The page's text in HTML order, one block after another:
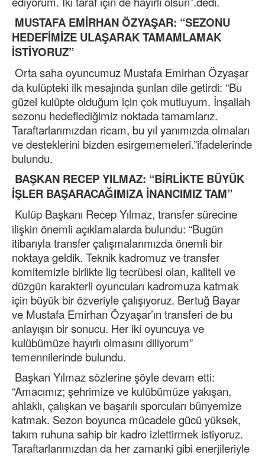
MUSTAFA EMİRHAN ÖZYAŞAR: “SEZONU
HEDEFİMİZE ULAŞARAK TAMAMLAMAK
İSTİYORUZ”
Orta saha oyuncumuz Mustafa Emirhan Özyaşar
da kulüpteki ilk mesajında şunları dile getirdi: “Bu
güzel kulüpte olduğum için çok mutluyum. İnşallah
sezonu hedeflediğimiz noktada tamamlarız.
Taraftarlarımızdan ricam, bu yıl yanımızda olmaları
ve desteklerini bizden esirgememeleri.”ifadelerinde
bulundu.
BAŞKAN RECEP YILMAZ: “BİRLİKTE BÜYÜK
İŞLER BAŞARACAĞIMIZA İNANCIMIZ TAM”
Kulüp Başkanı Recep Yılmaz, transfer sürecine
ilişkin önemli açıklamalarda bulundu: “Bugün
itibarıyla transfer çalışmalarımızda önemli bir
noktaya geldik. Teknik kadromuz ve transfer
komitemizle birlikte lig tecrübesi olan, kaliteli ve
düzgün karakterli oyuncuları kadromuza katmak
için büyük bir özveriyle çalışıyoruz. Bertuğ Bayar
ve Mustafa Emirhan Özyaşar’ın transferi de bu
anlayışın bir sonucu. Her iki oyuncuya ve
kulübümüze hayırlı olmasını diliyorum”
temennilerinde bulundu.
Başkan Yılmaz sözlerine şöyle devam etti:
“Amacımız; şehrimize ve kulübümüze yakışan,
ahlaklı, çalışkan ve başarılı sporcuları bünyemize
katmak. Sezon boyunca mücadele gücü yüksek,
takım ruhuna sahip bir kadro izlettirmek istiyoruz.
Taraftarlarımızdan da her zamanki gibi enerjileriyle